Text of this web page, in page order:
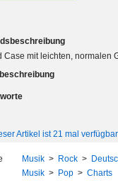
Case mit leichten, normalen
Artikel ist 21 mal verfügbar
Musik > Rock >
Musik > Pop > Charts